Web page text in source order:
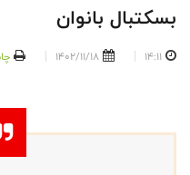
بسکتبال بانوان
14:11
1402/11/18